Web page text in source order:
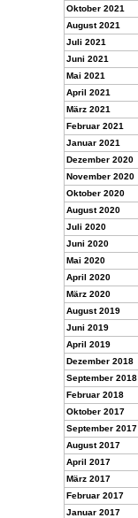
Oktober 2021
August 2021
Juli 2021
Juni 2021
Mai 2021
April 2021
März 2021
Februar 2021
Januar 2021
Dezember 2020
November 2020
Oktober 2020
August 2020
Juli 2020
Juni 2020
Mai 2020
April 2020
März 2020
August 2019
Juni 2019
April 2019
Dezember 2018
September 2018
Februar 2018
Oktober 2017
September 2017
August 2017
April 2017
März 2017
Februar 2017
Januar 2017